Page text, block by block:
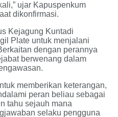
ujar Kapuspenkum
dikonfirmasi.
Kejagung Kuntadi
Plate untuk menjalani
dengan perannya
berwenang dalam
memberikan keterangan,
peran beliau sebagai
tahu sejauh mana
selaku pengguna